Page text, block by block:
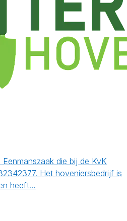
die bij de KvK
Het hoveniersbedrijf is
heeft…